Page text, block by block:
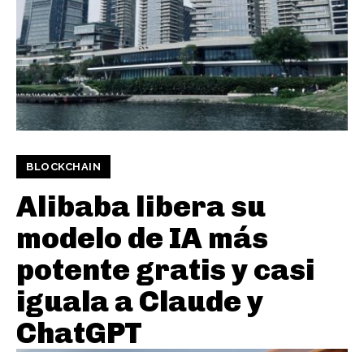
BLOCKCHAIN
Alibaba libera su
modelo de IA más
potente gratis y casi
iguala a Claude y
ChatGPT